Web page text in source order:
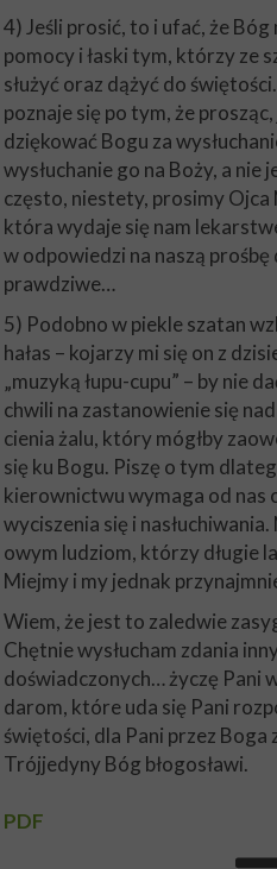
4) Jeśli prosić, to i ufać, że
pomocy i łaski tym, którzy ze
służyć oraz dążyć do
poznaje się po tym, że
dziękować Bogu za
wysłuchanie go na Boży, a nie
często, niestety, prosimy
która wydaje się nam
w odpowiedzi na naszą prośbę
prawdziwe…
5) Podobno w piekle szatan
hałas – kojarzy mi się on z
„muzyką łupu-cupu” – by nie
chwili na zastanowienie się
cienia żalu, który mógłby
się ku Bogu. Piszę o tym
kierownictwu wymaga od nas
wyciszenia się i
owym ludziom, którzy długie
Miejmy i my jednak
Wiem, że jest to zaledwie
Chętnie wysłucham zdania
doświadczonych… życzę Pani
darom, które uda się Pani
świętości, dla Pani przez Boga
Trójjedyny Bóg błogosławi.
PDF